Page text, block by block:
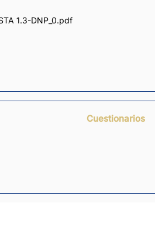
1.3-DNP_0.pdf
Cuestionarios